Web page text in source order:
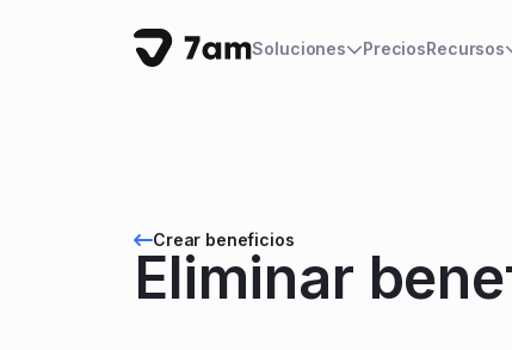
Soluciones PreciosRecursos
Crear beneficios
Eliminar